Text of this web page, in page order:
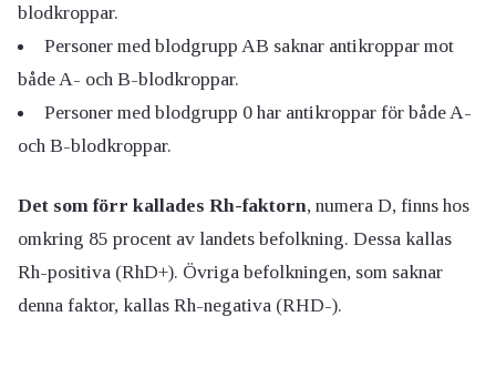
blodkroppar.
Personer med blodgrupp AB saknar antikroppar mot
både A- och B-blodkroppar.
Personer med blodgrupp 0 har antikroppar för både A-
och B-blodkroppar.
Det som förr kallades Rh-faktorn, numera D, finns hos
omkring 85 procent av landets befolkning. Dessa kallas
Rh-positiva (RhD+). Övriga befolkningen, som saknar
denna faktor, kallas Rh-negativa (RHD-).